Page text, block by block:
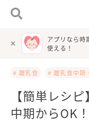
アプリなら時
使える！
# 離乳食 # 離乳食中期
【簡単レシ
中期からOK